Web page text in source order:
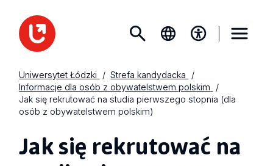
Uniwersytet Łódzki
Strefa kandydacka
Informacje dla osób z obywatelstwem polskim
Jak się rekrutować na studia pierwszego stopnia (dla
osób z obywatelstwem polskim)
Jak się rekrutować na